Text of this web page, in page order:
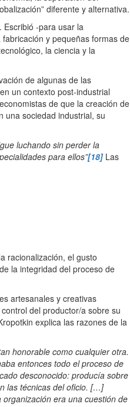
diferente y alternativa.
Escribió -para usar la
y pequeñas formas de
la ciencia y la
de algunas de las
un contexto post-industrial
de que la creación de
una sociedad industrial, su
luchando sin perder la
para ellos”[18] Las
racionalización, el gusto
la integridad del proceso de
artesanales y creativas
del productor/a sobre su
explica las razones de la
honorable como cualquier otra.
entonces todo el proceso de
desconocido: producía sobre
las técnicas del oficio. […]
era una cuestión de